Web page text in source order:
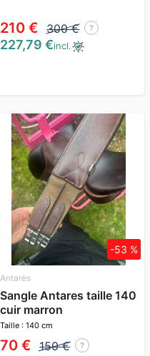
210 € 300 € ?
227,79 €incl.
Antarès
Sangle Antares taille 140
cuir marron
Taille : 140 cm
70 € 150 € ?
-53 %